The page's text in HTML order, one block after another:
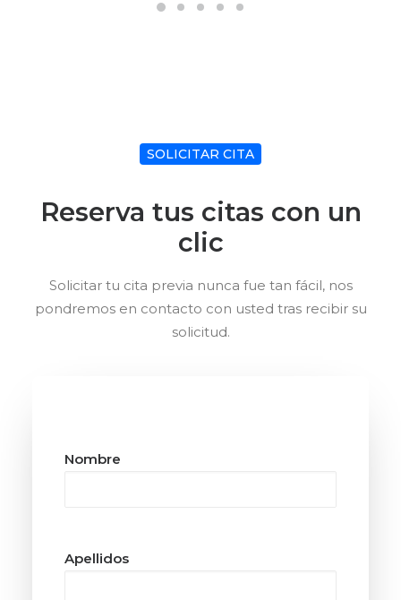
SOLICITAR CITA
Reserva tus citas con un
clic
Solicitar tu cita previa nunca fue tan fácil, nos
pondremos en contacto con usted tras recibir su
solicitud.
Nombre
Apellidos